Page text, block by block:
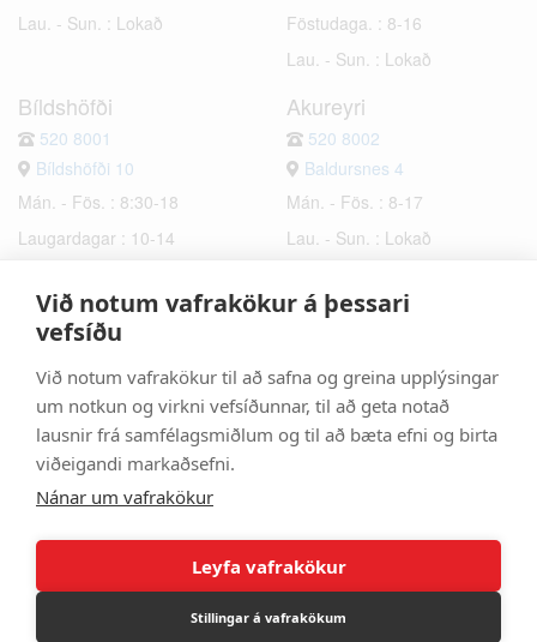
Við notum vafrakökur á þessari
vefsíðu
Við notum vafrakökur til að safna og greina upplýsingar
um notkun og virkni vefsíðunnar, til að geta notað
lausnir frá samfélagsmiðlum og til að bæta efni og birta
viðeigandi markaðsefni.
Nánar um vafrakökur
Leyfa vafrakökur
Stillingar á vafrakökum
Lau. - Sun. : Lokað
Föstudaga. : 8-16
Lau. - Sun. : Lokað
Bíldshöfði
520 8001
Bíldshöfði 10
Mán. - Fös. : 8:30-18
Laugardagar : 10-14
Akureyri
520 8002
Baldursnes 4
Mán. - Fös. : 8-17
Lau. - Sun. : Lokað
Hafnarfjörður
Bæjarhraun 6
Mán. - Fös. : 8-17
Lau. - Sun. : Lokað
Selfoss
Hrísmýri 2a
Mán. - Fös. : 8-17
Lau. - Sun. : Lokað